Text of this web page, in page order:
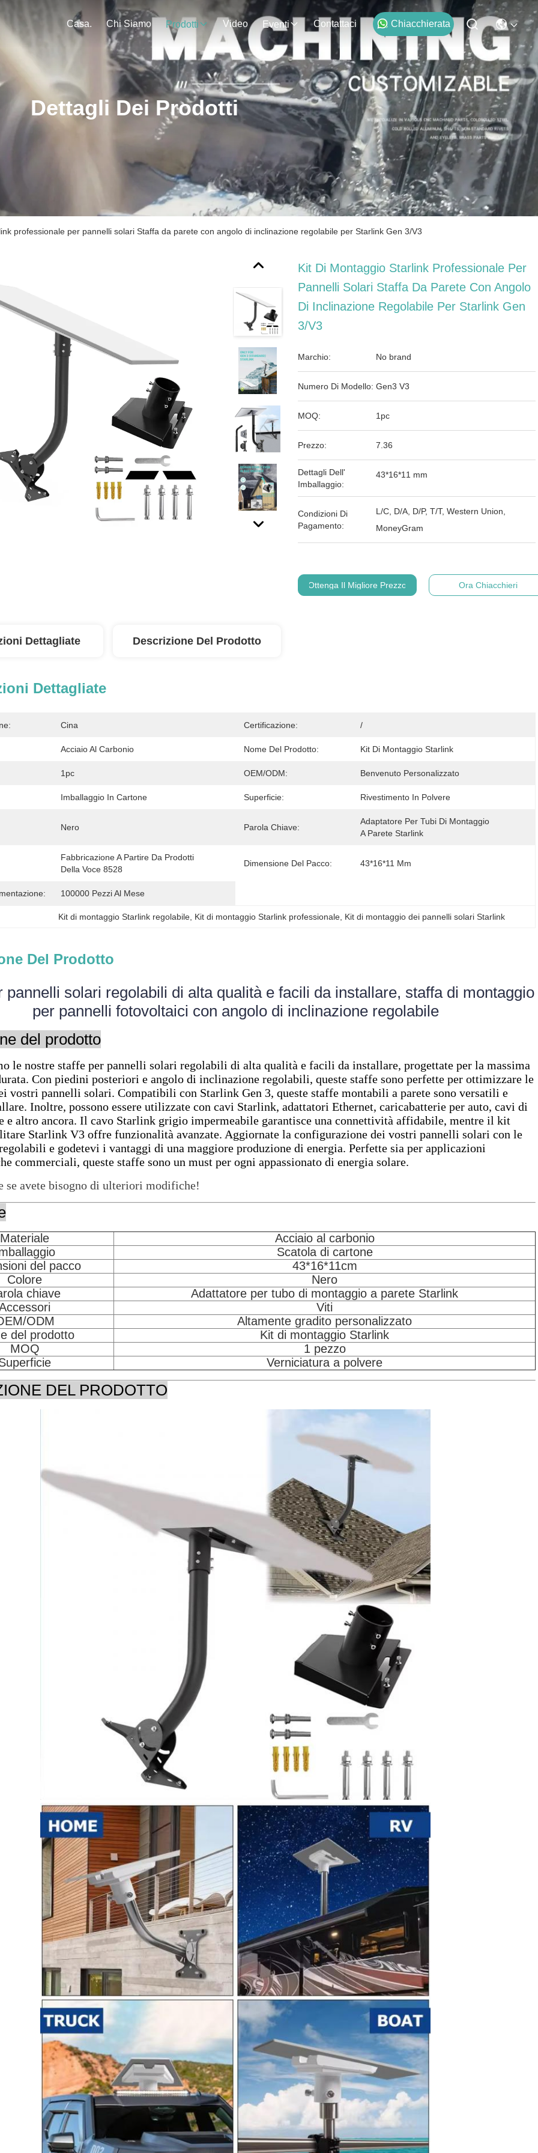
Casa. Chi Siamo Prodotti Video Eventi Contattaci Chiacchierata
Dettagli Dei Prodotti
professionale per pannelli solari Staffa da parete con angolo di inclinazione regolabile per Starlink Gen 3/V3
Kit Di Montaggio Starlink Professionale Per
Pannelli Solari Staffa Da Parete Con Angolo
Di Inclinazione Regolabile Per Starlink Gen
3/V3
Marchio: No brand
Numero Di Modello: Gen3 V3
MOQ: 1pc
Prezzo: 7.36
Dettagli Dell'
Imballaggio:
43*16*11 mm
Condizioni Di
Pagamento:
L/C, D/A, D/P, T/T, Western Union,
MoneyGram
Ottenga Il Migliore Prezzo Ora Chiacchieri
Dettagliate Descrizione Del Prodotto
Dettagliate
Cina Certificazione: /
Acciaio Al Carbonio Nome Del Prodotto: Kit Di Montaggio Starlink
1pc OEM/ODM: Benvenuto Personalizzato
Imballaggio In Cartone Superficie: Rivestimento In Polvere
Nero Parola Chiave:
Adaptatore Per Tubi Di Montaggio
A Parete Starlink
Fabbricazione A Partire Da Prodotti
Della Voce 8528
Dimensione Del Pacco: 43*16*11 Mm
100000 Pezzi Al Mese
Kit di montaggio Starlink regolabile Kit di montaggio Starlink professionale Kit di montaggio dei pannelli solari Starlink
Del Prodotto
pannelli solari regolabili di alta qualità e facili da installare, staffa di montaggio
per pannelli fotovoltaici con angolo di inclinazione regolabile
del prodotto
le nostre staffe per pannelli solari regolabili di alta qualità e facili da installare, progettate per la massima
Con piedini posteriori e angolo di inclinazione regolabili, queste staffe sono perfette per ottimizzare le
vostri pannelli solari. Compatibili con Starlink Gen 3, queste staffe montabili a parete sono versatili e
Inoltre, possono essere utilizzate con cavi Starlink, adattatori Ethernet, caricabatterie per auto, cavi di
e altro ancora. Il cavo Starlink grigio impermeabile garantisce una connettività affidabile, mentre il kit
Starlink V3 offre funzionalità avanzate. Aggiornate la configurazione dei vostri pannelli solari con le
e godetevi i vantaggi di una maggiore produzione di energia. Perfette sia per applicazioni
commerciali, queste staffe sono un must per ogni appassionato di energia solare.
se avete bisogno di ulteriori modifiche!
Materiale
Acciaio al carbonio
Scatola di cartone
del pacco
43*16*11cm
Colore
Nero
chiave
Adattatore per tubo di montaggio a parete Starlink
Viti
ODM
Altamente gradito personalizzato
del prodotto
Kit di montaggio Starlink
MOQ
1 pezzo
Verniciatura a polvere
DEL PRODOTTO